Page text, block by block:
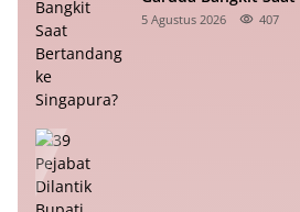
Singapura?
5 Agustus 2026 407